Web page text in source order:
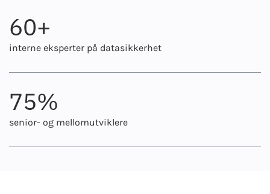
60+
interne eksperter på datasikkerhet
75%
senior- og mellomutviklere